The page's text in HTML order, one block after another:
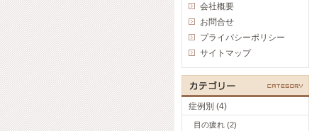
会社概要
お問合せ
プライバシーポリシー
サイトマップ
症例別 (4)
目の疲れ (2)